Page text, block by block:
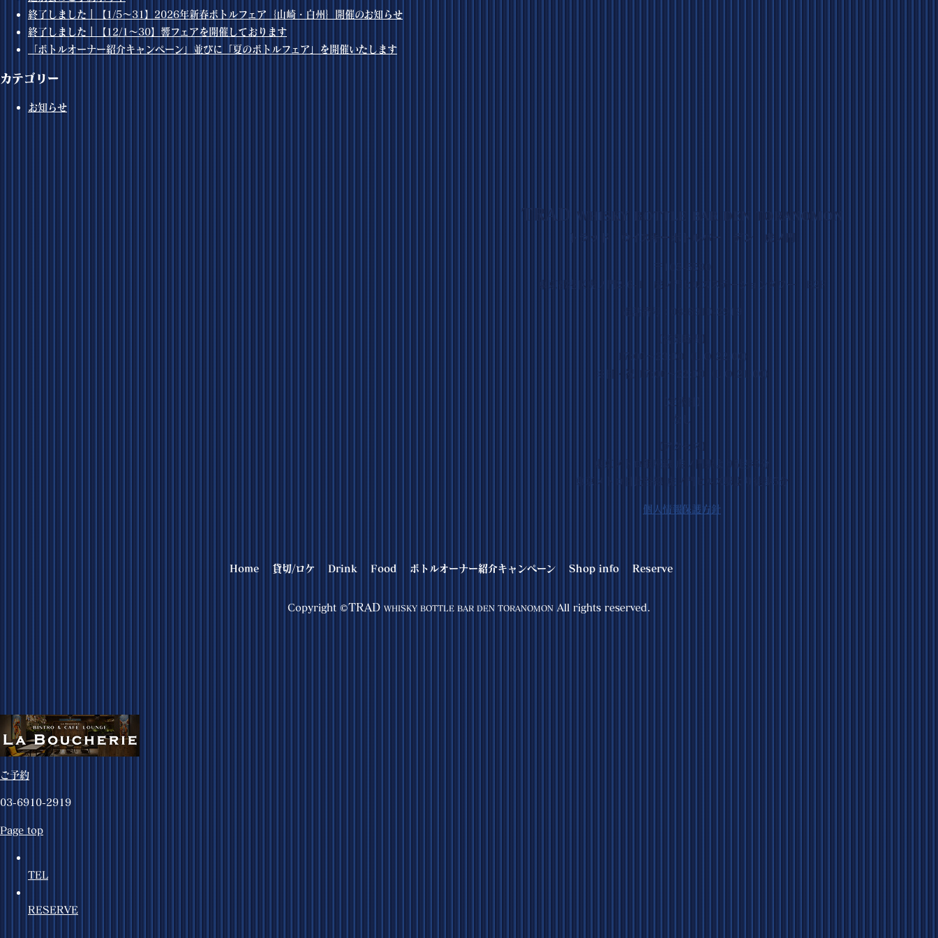
終了しました｜【1/5～31】2026年新春ボトルフェア｛山崎・白州｝開催のお知らせ
終了しました｜【12/1～30】響フェアを開催しております
「ボトルオーナー紹介キャンペーン」並びに「夏のボトルフェア」を開催いたします
カテゴリー
お知らせ
TRAD WHISKY BOTTLE BAR DEN TORANOMON
トラッド ウイスキーボトルバー デン 虎ノ門
〒105-5590
東京都港区虎ノ門2-6-1 虎ノ門ヒルズステーションタワー B2F
電話番号：03-6910-2919
【営業時間】
17:00～23:00（L.O.22:00)
※日・祝 17:00～22:00（L.O.21:00)
【定休日】
なし
【アクセス】
東京メトロ銀座線 虎ノ門駅より徒歩5分
東京メトロ日比谷線 虎ノ門ヒルズ駅より徒歩5分
個人情報保護方針
Home 貸切/ロケ Drink Food ボトルオーナー紹介キャンペーン Shop info Reserve
Copyright ©TRAD WHISKY BOTTLE BAR DEN TORANOMON All rights reserved.
ご予約
03-6910-2919
Page top
TEL
RESERVE